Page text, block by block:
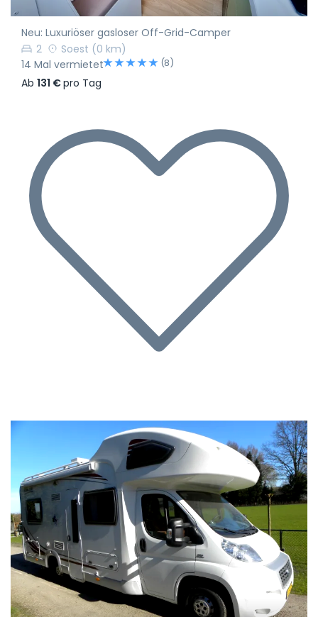
Neu: Luxuriöser gasloser Off-Grid-Camper
2
Soest (0 km)
14 Mal vermietet
(8)
Ab 131 €pro Tag